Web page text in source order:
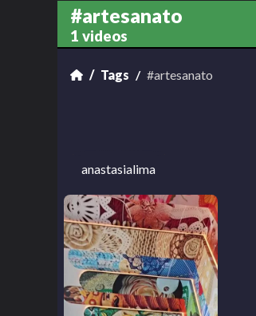
#artesanato
1 videos
Tags #artesanato
anastasialima